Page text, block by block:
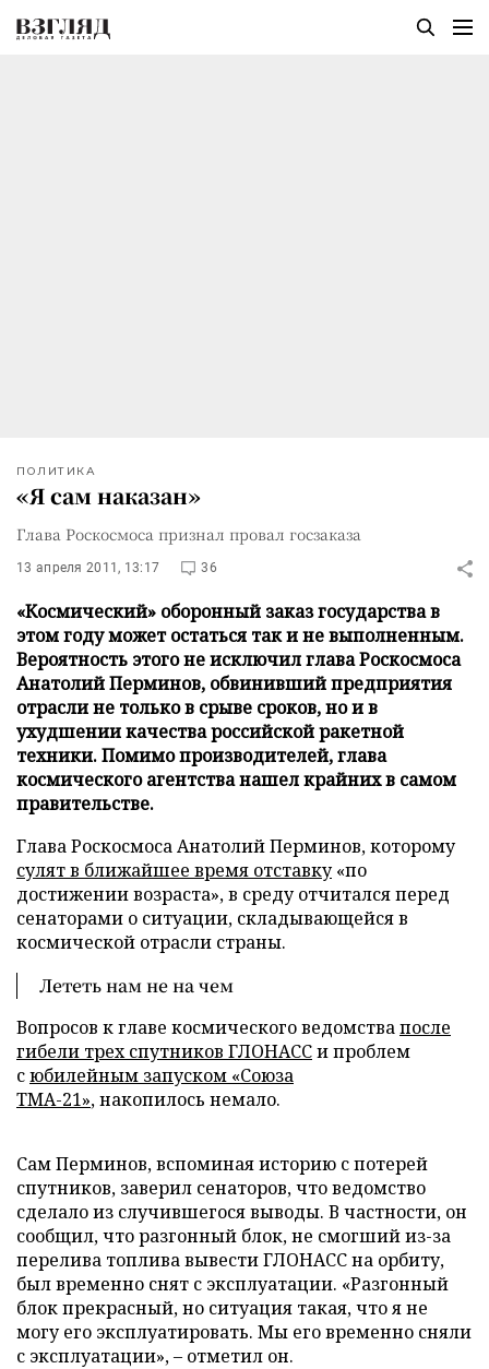
ПОЛИТИКА
«Я сам наказан»
Глава Роскосмоса признал провал госзаказа
13 апреля 2011, 13:17 36
«Космический» оборонный заказ государства в
этом году может остаться так и не выполненным.
Вероятность этого не исключил глава Роскосмоса
Анатолий Перминов, обвинивший предприятия
отрасли не только в срыве сроков, но и в
ухудшении качества российской ракетной
техники. Помимо производителей, глава
космического агентства нашел крайних в самом
правительстве.
Глава Роскосмоса Анатолий Перминов, которому
сулят в ближайшее время отставку«по
достижении возраста», в среду отчитался перед
сенаторами о ситуации, складывающейся в
космической отрасли страны.
Лететь нам не на чем
Вопросов к главе космического ведомствапосле
гибели трех спутников ГЛОНАССи проблем
сюбилейным запуском «Союза
ТМА-21», накопилось немало.
Сам Перминов, вспоминая историю с потерей
спутников, заверил сенаторов, что ведомство
сделало из случившегося выводы. В частности, он
сообщил, что разгонный блок, не смогший из-за
перелива топлива вывести ГЛОНАСС на орбиту,
был временно снят с эксплуатации. «Разгонный
блок прекрасный, но ситуация такая, что я не
могу его эксплуатировать. Мы его временно сняли
с эксплуатации»,– отметил он.